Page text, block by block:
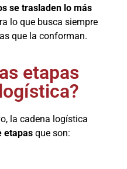
se trasladen lo más
lo que busca siempre
que la conforman.
etapas
la cadena logística
etapas que son: